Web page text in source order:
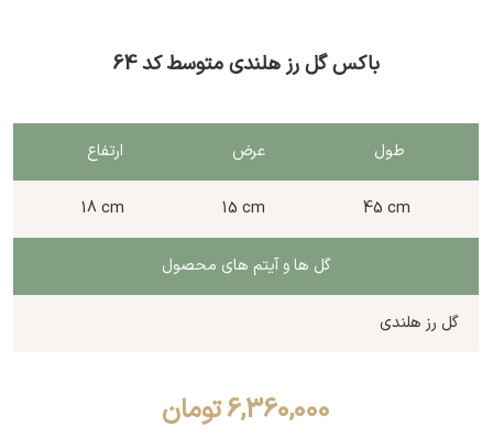
باکس گل رز هلندی متوسط کد 64
طول عرض ارتفاع
18 cm 15 cm 45 cm
گل ها و آیتم های محصول
گل رز هلندی
6,360,000تومان